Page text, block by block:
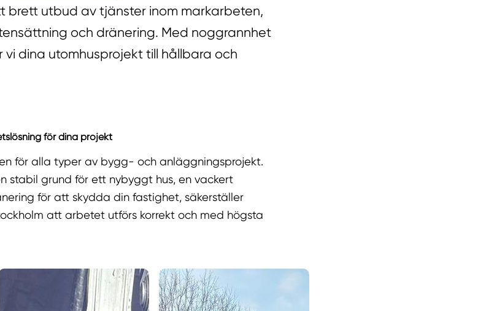
brett utbud av tjänster inom markarbeten,
och dränering. Med noggrannhet
dina utomhusprojekt till hållbara och
för dina projekt
för alla typer av bygg- och anläggningsprojekt.
stabil grund för ett nybyggt hus, en vackert
för att skydda din fastighet, säkerställer
att arbetet utförs korrekt och med högsta